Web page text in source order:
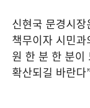
신현국 문경시장
책무이자 시민
원 한 분 한 분이
확산되길 바란다